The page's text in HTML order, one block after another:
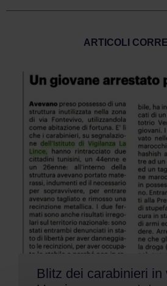
ARTICOLI
Blitz dei carabinieri in